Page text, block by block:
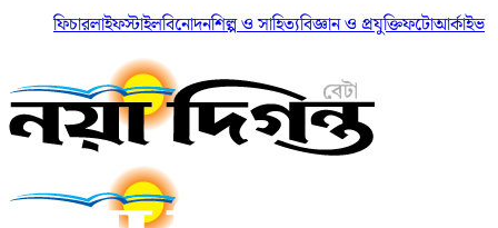
ফিচারলাইফস্টাইলবিনোদনশিল্প ও সাহিত্যবিজ্ঞান ও প্রযুক্তিফটোআর্কাইভ